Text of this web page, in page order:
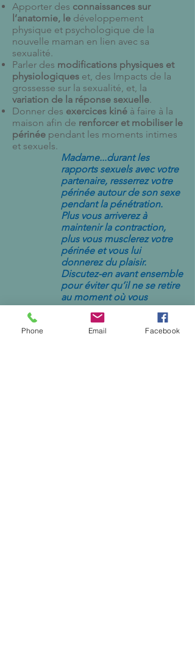
Apporter des connaissances sur
l’anatomie, le développement
physique et psychologique de la
nouvelle maman en lien avec sa
sexualité.
Parler des modifications physiques et
physiologiques et, des Impacts de la
grossesse sur la sexualité, et, la
variation de la réponse sexuelle.
Donner des exercices kiné à faire à la
maison afin de renforcer et mobiliser le
périnée pendant les moments intimes
et sexuels.
Madame...durant les
rapports sexuels avec votre
partenaire, resserrez votre
périnée autour de son sexe
pendant la pénétration.
Plus vous arriverez à
maintenir la contraction,
plus vous musclerez votre
périnée et vous lui
donnerez du plaisir.
Discutez-en avant ensemble
pour éviter qu’il ne se retire
au moment où vous
contractez.
L’exercice doit se faire à
Phone Email Facebook